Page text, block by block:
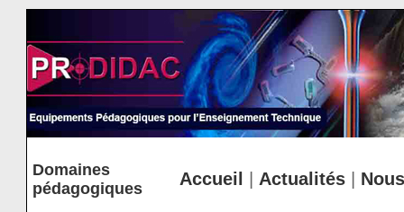
Domaines
pédagogiques
Accueil Actualités|
Cookies management panel